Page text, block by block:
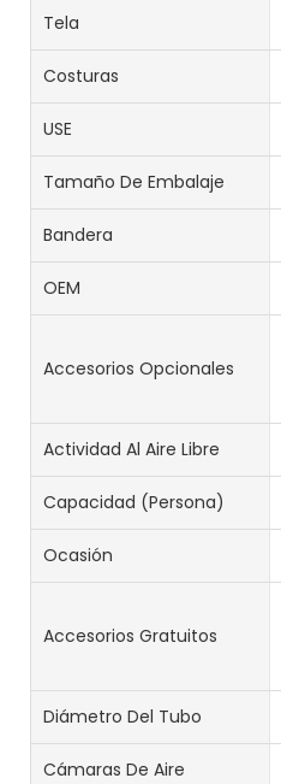
Tela
Costuras
USE
Tamaño De Embalaje
Bandera
OEM
Accesorios Opcionales
Actividad Al Aire Libre
Capacidad (persona)
Ocasión
Accesorios Gratuitos
Diámetro Del Tubo
Cámaras De Aire